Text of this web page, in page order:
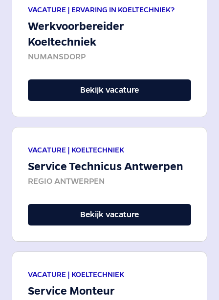
VACATURE | ERVARING IN KOELTECHNIEK?
Werkvoorbereider
Koeltechniek
NUMANSDORP
Bekijk vacature
VACATURE | KOELTECHNIEK
Service Technicus Antwerpen
REGIO ANTWERPEN
Bekijk vacature
VACATURE | KOELTECHNIEK
Service Monteur